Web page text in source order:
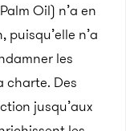
Oil) n’a en
n’a
les
charte. Des
jusqu’aux